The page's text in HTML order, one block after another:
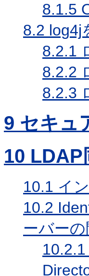
8.1.5
8.2 log4j
8.2.1
8.2.2
8.2.3
9 セキュ
10 LDAP
10.1 イ
10.2
ーバー
10.2.1